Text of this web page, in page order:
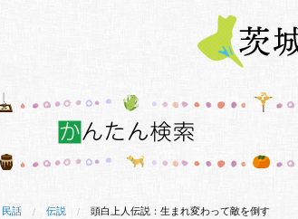
民話 伝説 頭白上人伝説：生まれ変わって敵を倒す